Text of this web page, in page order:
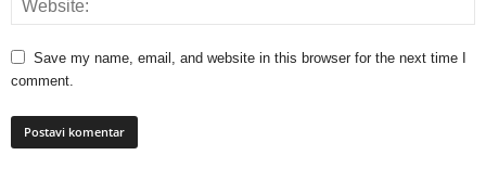
Save my name, email, and website in this browser for the next time I
comment.